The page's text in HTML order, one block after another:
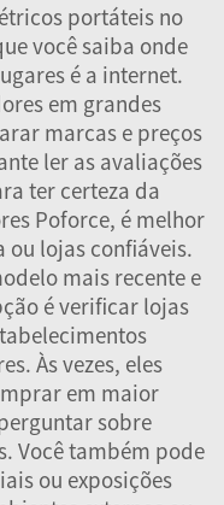
portáteis no
você saiba onde
é a internet.
em grandes
marcas e preços
ler as avaliações
ter certeza da
Poforce, é melhor
ou lojas confiáveis.
mais recente e
é verificar lojas
Às vezes, eles
em maior
sobre
Você também pode
ou exposições